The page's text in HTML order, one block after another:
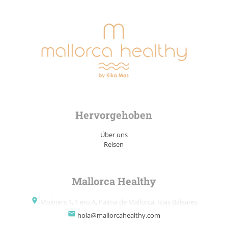
Hervorgehoben
Über uns
Reisen
Mallorca Healthy
place
email hola@mallorcahealthy.com